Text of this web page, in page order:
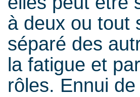
à deux ou tout
séparé des
la fatigue et
rôles. Ennui